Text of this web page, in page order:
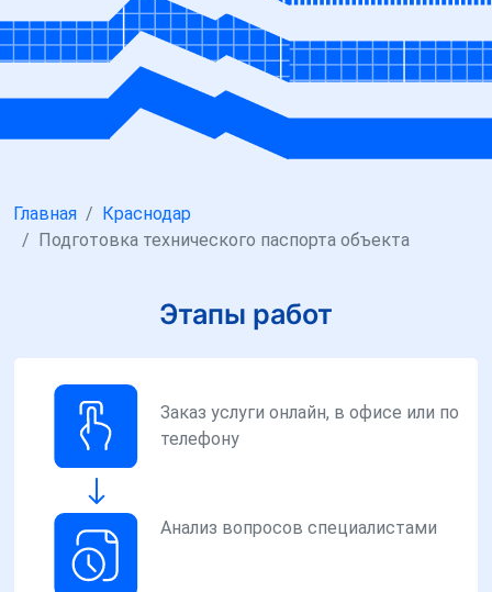
Главная
Краснодар
Подготовка технического паспорта объекта
Этапы работ
Заказ услуги онлайн, в офисе или по
телефону
Анализ вопросов специалистами